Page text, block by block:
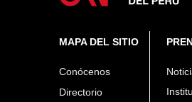
MAPA DEL SITIO
Conócenos
Directorio